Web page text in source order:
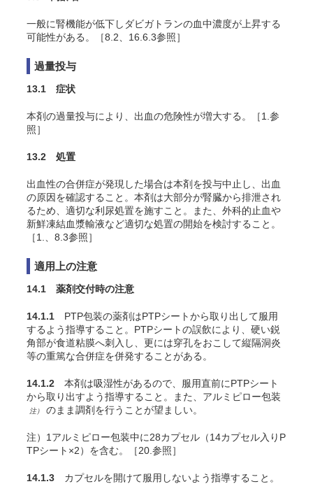
一般に腎機能が低下しダビガトランの血中濃度が上昇する
可能性がある。［8.2、16.6.3参照］
過量投与
13.1 症状
本剤の過量投与により、出血の危険性が増大する。［1.参
照］
13.2 処置
出血性の合併症が発現した場合は本剤を投与中止し、出血
の原因を確認すること。本剤は大部分が腎臓から排泄され
るため、適切な利尿処置を施すこと。また、外科的止血や
新鮮凍結血漿輸液など適切な処置の開始を検討すること。
［1.、8.3参照］
適用上の注意
14.1 薬剤交付時の注意
14.1.1 PTP包装の薬剤はPTPシートから取り出して服用
するよう指導すること。PTPシートの誤飲により、硬い鋭
角部が食道粘膜へ刺入し、更には穿孔をおこして縦隔洞炎
等の重篤な合併症を併発することがある。
14.1.2 本剤は吸湿性があるので、服用直前にPTPシート
から取り出すよう指導すること。また、アルミピロー包装
注） のまま調剤を行うことが望ましい。
注）1アルミピロー包装中に28カプセル（14カプセル入りP
TPシート×2）を含む。［20.参照］
14.1.3 カプセルを開けて服用しないよう指導すること。